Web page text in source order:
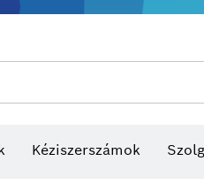
Kéziszerszámok